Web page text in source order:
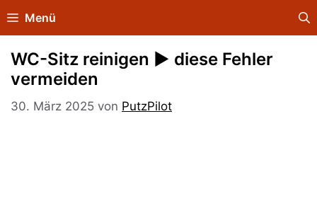
Inhalt
Menü
WC-Sitz reinigen ► diese Fehler
vermeiden
30. März 2025 von PutzPilot